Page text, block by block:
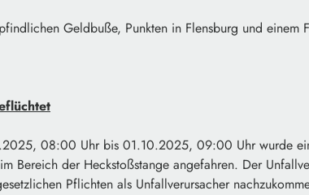
Geldbuße, Punkten in Flensburg und einem
08:00 Uhr bis 01.10.2025, 09:00 Uhr wurde
Bereich der Heckstoßstange angefahren. Der
Pflichten als Unfallverursacher